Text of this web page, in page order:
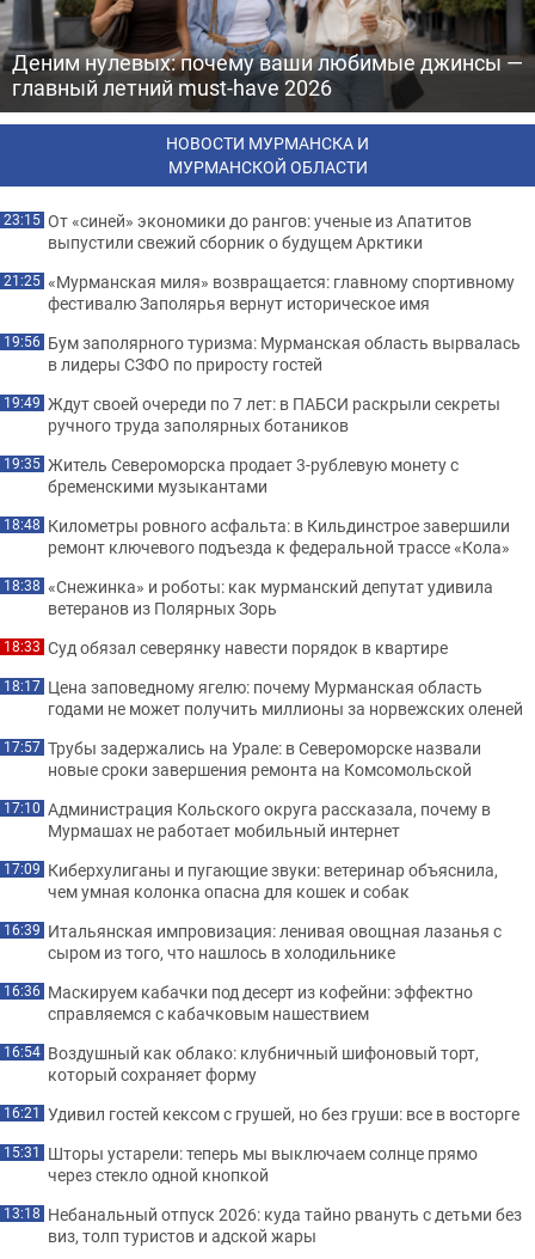
Деним нулевых: почему ваши любимые джинсы —
главный летний must-have 2026
НОВОСТИ МУРМАНСКА И
МУРМАНСКОЙ ОБЛАСТИ
23:15 От «синей» экономики до рангов: ученые из Апатитов
выпустили свежий сборник о будущем Арктики
21:25 «Мурманская миля» возвращается: главному спортивному
фестивалю Заполярья вернут историческое имя
19:56 Бум заполярного туризма: Мурманская область вырвалась
в лидеры СЗФО по приросту гостей
19:49 Ждут своей очереди по 7 лет: в ПАБСИ раскрыли секреты
ручного труда заполярных ботаников
19:35 Житель Североморска продает 3-рублевую монету с
бременскими музыкантами
18:48 Километры ровного асфальта: в Кильдинстрое завершили
ремонт ключевого подъезда к федеральной трассе «Кола»
18:38 «Снежинка» и роботы: как мурманский депутат удивила
ветеранов из Полярных Зорь
18:33 Суд обязал северянку навести порядок в квартире
18:17 Цена заповедному ягелю: почему Мурманская область
годами не может получить миллионы за норвежских оленей
17:57 Трубы задержались на Урале: в Североморске назвали
новые сроки завершения ремонта на Комсомольской
17:10 Администрация Кольского округа рассказала, почему в
Мурмашах не работает мобильный интернет
17:09 Киберхулиганы и пугающие звуки: ветеринар объяснила,
чем умная колонка опасна для кошек и собак
16:39 Итальянская импровизация: ленивая овощная лазанья с
сыром из того, что нашлось в холодильнике
16:36 Маскируем кабачки под десерт из кофейни: эффектно
справляемся с кабачковым нашествием
16:54 Воздушный как облако: клубничный шифоновый торт,
который сохраняет форму
16:21 Удивил гостей кексом с грушей, но без груши: все в восторге
15:31 Шторы устарели: теперь мы выключаем солнце прямо
через стекло одной кнопкой
13:18 Небанальный отпуск 2026: куда тайно рвануть с детьми без
виз, толп туристов и адской жары